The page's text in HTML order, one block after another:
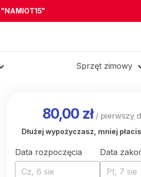
"NAMIOT15"
Sprzęt zimowy
80,00 zł/ pierwszy
Dłużej wypożyczasz, mniej
Data rozpoczęcia
Cz, 6 sie
Data
Pt, 7 sie